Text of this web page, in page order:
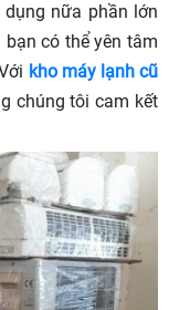
nữa phần lớn
có thể yên tâm
kho máy lạnh cũ
chúng tôi cam kết